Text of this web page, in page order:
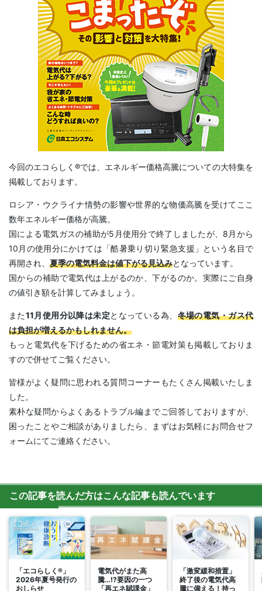
今回のエコらしく®では、エネルギー価格高騰についての大特集を
掲載しております。
ロシア・ウクライナ情勢の影響や世界的な物価高騰を受けてここ
数年エネルギー価格が高騰。
国による電気ガスの補助が5月使用分で終了しましたが、8月から
10月の使用分にかけては「酷暑乗り切り緊急支援」という名目で
再開され、 夏季の電気料金は値下がる見込みとなっています。
国からの補助で電気代は上がるのか、下がるのか。実際にご自身
の値引き額を計算してみましょう。
また11月使用分以降は未定となっている為、 冬場の電気・ガス代
は負担が増えるかもしれません。
もっと電気代を下げるための省エネ・節電対策も掲載しておりま
すので併せてご覧ください。
皆様がよく疑問に思われる質問コーナーもたくさん掲載いたしま
した。
素朴な疑問からよくあるトラブル編までご回答しておりますが、
困ったことやご相談がありましたら、まずはお気軽にお問合せフ
ォームにてご連絡ください。
この記事を読んだ方はこんな記事も読んでいます
「エコらしく®」
2026年夏号発行の
おしらせ
電気代がまた高
騰…!?要因の一つ
「再エネ賦課金」
「激変緩和措置」
終了後の電気代高
騰に備える！持っ